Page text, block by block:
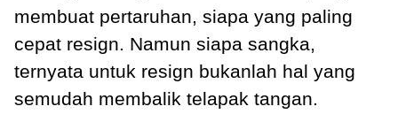
membuat pertaruhan, siapa yang paling
cepat resign. Namun siapa sangka,
ternyata untuk resign bukanlah hal yang
semudah membalik telapak tangan.